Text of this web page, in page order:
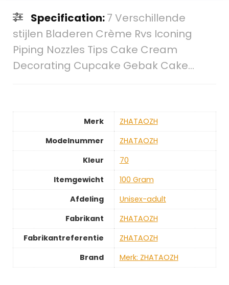
Specification:7 Verschillende
stijlen Bladeren Crème Rvs Iconing
Piping Nozzles Tips Cake Cream
Decorating Cupcake Gebak Cake…
Merk
‎ZHATAOZH
Modelnummer
‎ZHATAOZH
Kleur
‎70
Itemgewicht
‎100 Gram
Afdeling
‎Unisex-adult
Fabrikant
‎ZHATAOZH
Fabrikantreferentie
‎ZHATAOZH
Brand
Merk: ZHATAOZH